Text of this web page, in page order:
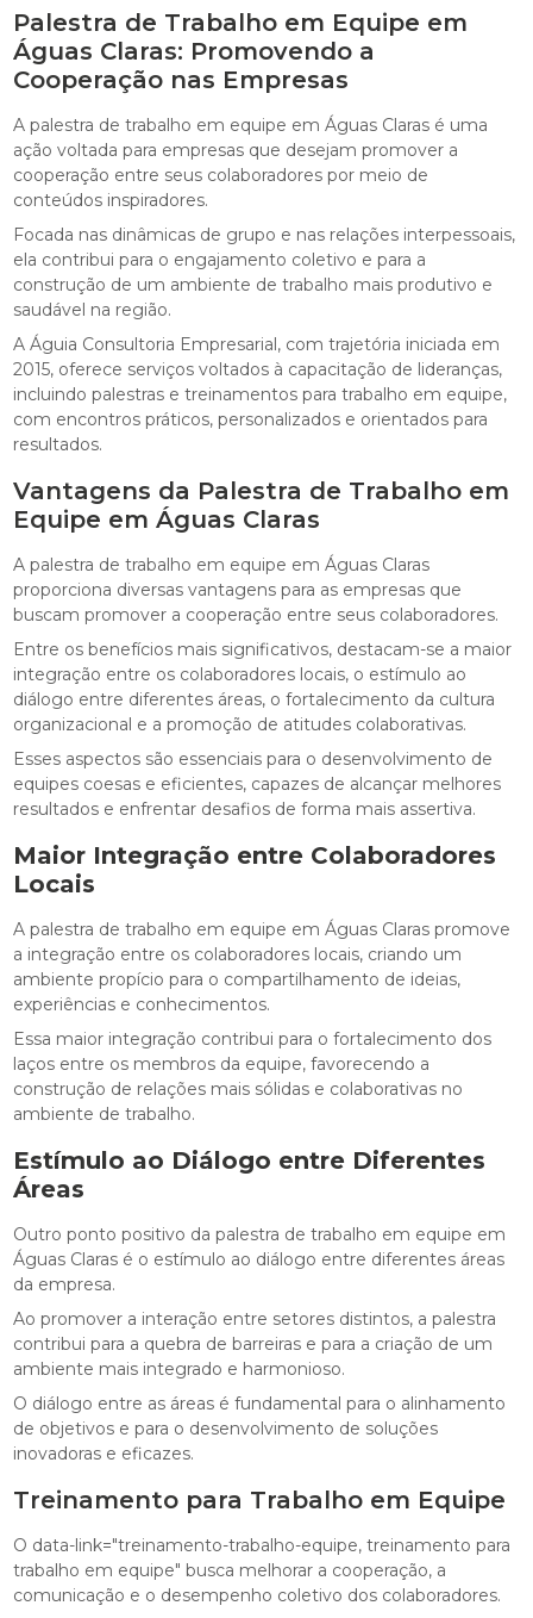
Palestra de Trabalho em Equipe em
Águas Claras: Promovendo a
Cooperação nas Empresas
A palestra de trabalho em equipe em Águas Claras é uma
ação voltada para empresas que desejam promover a
cooperação entre seus colaboradores por meio de
conteúdos inspiradores.
Focada nas dinâmicas de grupo e nas relações interpessoais,
ela contribui para o engajamento coletivo e para a
construção de um ambiente de trabalho mais produtivo e
saudável na região.
A Águia Consultoria Empresarial, com trajetória iniciada em
2015, oferece serviços voltados à capacitação de lideranças,
incluindo palestras e treinamentos para trabalho em equipe,
com encontros práticos, personalizados e orientados para
resultados.
Vantagens da Palestra de Trabalho em
Equipe em Águas Claras
A palestra de trabalho em equipe em Águas Claras
proporciona diversas vantagens para as empresas que
buscam promover a cooperação entre seus colaboradores.
Entre os benefícios mais significativos, destacam-se a maior
integração entre os colaboradores locais, o estímulo ao
diálogo entre diferentes áreas, o fortalecimento da cultura
organizacional e a promoção de atitudes colaborativas.
Esses aspectos são essenciais para o desenvolvimento de
equipes coesas e eficientes, capazes de alcançar melhores
resultados e enfrentar desafios de forma mais assertiva.
Maior Integração entre Colaboradores
Locais
A palestra de trabalho em equipe em Águas Claras promove
a integração entre os colaboradores locais, criando um
ambiente propício para o compartilhamento de ideias,
experiências e conhecimentos.
Essa maior integração contribui para o fortalecimento dos
laços entre os membros da equipe, favorecendo a
construção de relações mais sólidas e colaborativas no
ambiente de trabalho.
Estímulo ao Diálogo entre Diferentes
Áreas
Outro ponto positivo da palestra de trabalho em equipe em
Águas Claras é o estímulo ao diálogo entre diferentes áreas
da empresa.
Ao promover a interação entre setores distintos, a palestra
contribui para a quebra de barreiras e para a criação de um
ambiente mais integrado e harmonioso.
O diálogo entre as áreas é fundamental para o alinhamento
de objetivos e para o desenvolvimento de soluções
inovadoras e eficazes.
Treinamento para Trabalho em Equipe
O data-link="treinamento-trabalho-equipe, treinamento para
trabalho em equipe" busca melhorar a cooperação, a
comunicação e o desempenho coletivo dos colaboradores.